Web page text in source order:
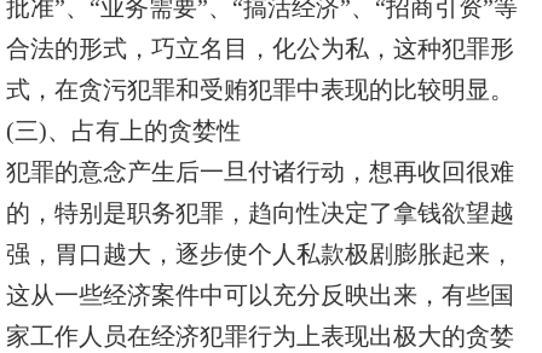
批准”、“业务需要”、“搞活经济”、“招商引资”等
合法的形式，巧立名目，化公为私，这种犯罪形
式，在贪污犯罪和受贿犯罪中表现的比较明显。
(三)、占有上的贪婪性
犯罪的意念产生后一旦付诸行动，想再收回很难
的，特别是职务犯罪，趋向性决定了拿钱欲望越
强，胃口越大，逐步使个人私款极剧膨胀起来，
这从一些经济案件中可以充分反映出来，有些国
家工作人员在经济犯罪行为上表现出极大的贪婪